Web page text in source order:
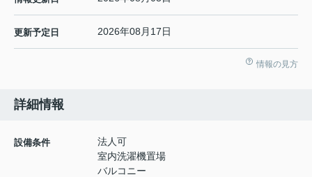
更新予定日 2026年08月17日
情報の見方
詳細情報
設備条件
法人可
室内洗濯機置場
バルコニー